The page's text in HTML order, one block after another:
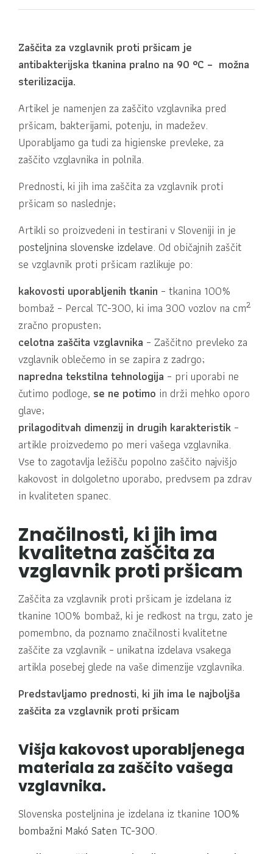
Zaščita za vzglavnik proti pršicam je
antibakterijska tkanina pralno na 90 °C – možna
sterilizacija.
Artikel je namenjen za zaščito vzglavnika pred
pršicam, bakterijami, potenju, in madežev.
Uporabljamo ga tudi za higienske prevleke, za
zaščito vzglavnika in polnila.
Prednosti, ki jih ima zaščita za vzglavnik proti
pršicam so naslednje;
Artikli so proizvedeni in testirani v Sloveniji in je
posteljnina slovenske izdelave. Od običajnih zaščit
se vzglavnik proti pršicam razlikuje po:
kakovosti uporabljenih tkanin – tkanina 100%
bombaž – Percal TC-300, ki ima 300 vozlov na cm2
zračno propusten;
celotna zaščita vzglavnika – Zaščitno prevleko za
vzglavnik oblečemo in se zapira z zadrgo;
napredna tekstilna tehnologija – pri uporabi ne
čutimo podloge, se ne potimo in drži mehko oporo
glave;
prilagoditvah dimenzij in drugih karakteristik –
artikle proizvedemo po meri vašega vzglavnika.
Vse to zagotavlja ležišču popolno zaščito najvišjo
kakovost in dolgoletno uporabo, predvsem pa zdrav
in kvaliteten spanec.
Značilnosti, ki jih ima
kvalitetna zaščita za
vzglavnik proti pršicam
Zaščita za vzglavnik proti pršicam je izdelana iz
tkanine 100% bombaž, ki je redkost na trgu, zato je
pomembno, da poznamo značilnosti kvalitetne
zaščite za vzglavnik – unikatna izdelava vsakega
artikla posebej glede na vaše dimenzije vzglavnika.
Predstavljamo prednosti, ki jih ima le najboljša
zaščita za vzglavnik proti pršicam
Višja kakovost uporabljenega
materiala za zaščito vašega
vzglavnika.
Slovenska posteljnina je izdelana iz tkanine 100%
bombažni Makó Saten TC-300.